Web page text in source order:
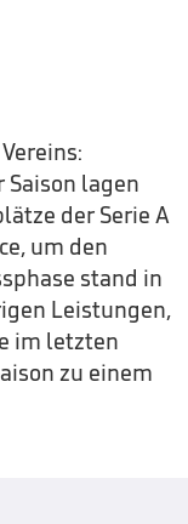
Saison lagen
der Serie A
um den
stand in
Leistungen,
im letzten
zu einem